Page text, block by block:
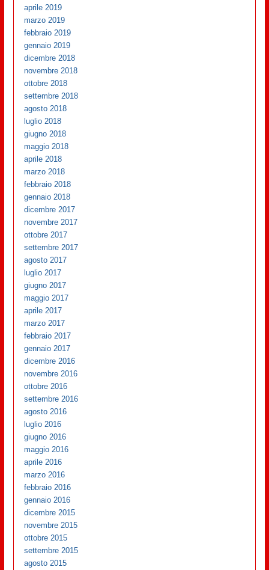
aprile 2019
marzo 2019
febbraio 2019
gennaio 2019
dicembre 2018
novembre 2018
ottobre 2018
settembre 2018
agosto 2018
luglio 2018
giugno 2018
maggio 2018
aprile 2018
marzo 2018
febbraio 2018
gennaio 2018
dicembre 2017
novembre 2017
ottobre 2017
settembre 2017
agosto 2017
luglio 2017
giugno 2017
maggio 2017
aprile 2017
marzo 2017
febbraio 2017
gennaio 2017
dicembre 2016
novembre 2016
ottobre 2016
settembre 2016
agosto 2016
luglio 2016
giugno 2016
maggio 2016
aprile 2016
marzo 2016
febbraio 2016
gennaio 2016
dicembre 2015
novembre 2015
ottobre 2015
settembre 2015
agosto 2015